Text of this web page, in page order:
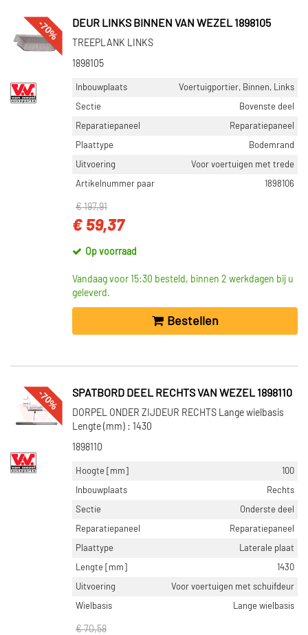
-70% DEUR LINKS BINNEN VAN WEZEL 1898105
TREEPLANK LINKS
1898105
Inbouwplaats
Voertuigportier, Binnen, Links
Sectie
Bovenste deel
Reparatiepaneel
Reparatiepaneel
Plaattype
Bodemrand
Uitvoering
Voor voertuigen met trede
Artikelnummer paar
1898106
€ 197,91
€ 59,37
Op voorraad
Vandaag voor 15:30 besteld, binnen 2 werkdagen bij u
geleverd.
Bestellen
-70% SPATBORD DEEL RECHTS VAN WEZEL 1898110
DORPEL ONDER ZIJDEUR RECHTS Lange wielbasis
Lengte (mm) : 1430
1898110
Hoogte [mm]
100
Inbouwplaats
Rechts
Sectie
Onderste deel
Reparatiepaneel
Reparatiepaneel
Plaattype
Laterale plaat
Lengte [mm]
1430
Uitvoering
Voor voertuigen met schuifdeur
Wielbasis
Lange wielbasis
€ 70,58